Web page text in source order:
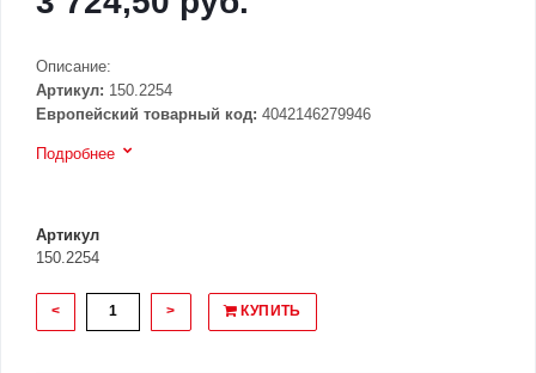
Описание:
Артикул: 150.2254
Европейский товарный код: 4042146279946
Подробнее
Артикул
150.2254
< > КУПИТЬ